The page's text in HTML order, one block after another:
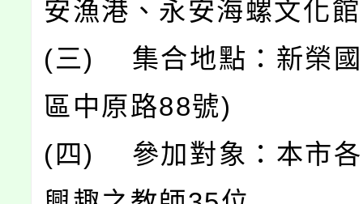
安漁港、永安海螺文化館
(三) 集合地點：新榮國
區中原路88號)
(四) 參加對象：本市各